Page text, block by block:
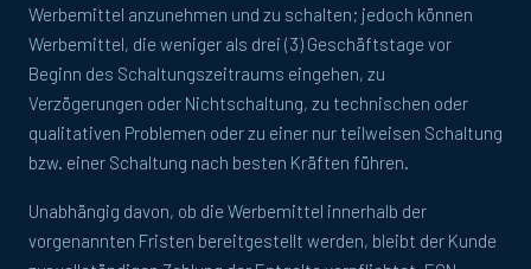
Werbemittel anzunehmen und zu schalten; jedoch können
Werbemittel, die weniger als drei (3) Geschäftstage vor
Beginn des Schaltungszeitraums eingehen, zu
Verzögerungen oder Nichtschaltung, zu technischen oder
qualitativen Problemen oder zu einer nur teilweisen Schaltung
bzw. einer Schaltung nach besten Kräften führen.
Unabhängig davon, ob die Werbemittel innerhalb der
vorgenannten Fristen bereitgestellt werden, bleibt der Kunde